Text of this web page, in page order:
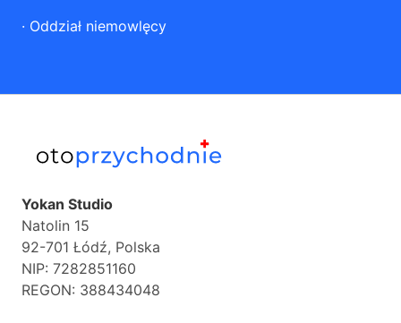
· Oddział niemowlęcy
Yokan Studio
Natolin 15
92-701 Łódź, Polska
NIP: 7282851160
REGON: 388434048